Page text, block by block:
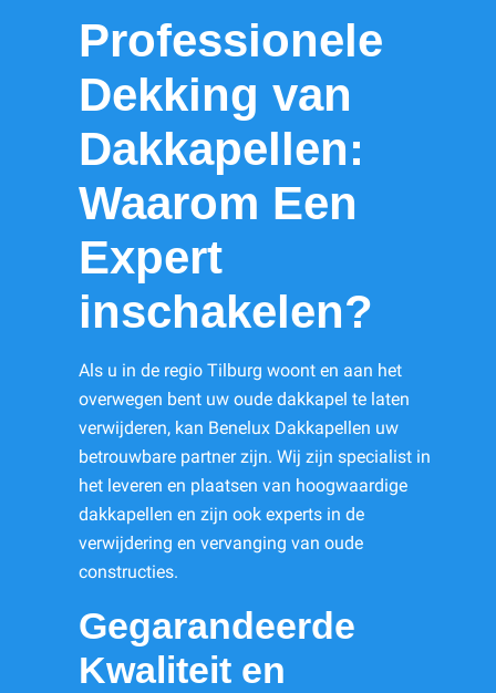
Professionele
Dekking van
Dakkapellen:
Waarom Een
Expert
inschakelen?
Als u in de regio Tilburg woont en aan het
overwegen bent uw oude dakkapel te laten
verwijderen, kan Benelux Dakkapellen uw
betrouwbare partner zijn. Wij zijn specialist in
het leveren en plaatsen van hoogwaardige
dakkapellen en zijn ook experts in de
verwijdering en vervanging van oude
constructies.
Gegarandeerde
Kwaliteit en